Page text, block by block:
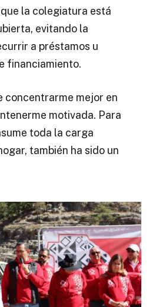
la colegiatura está
evitando la
a préstamos u
financiamiento.
concentrarme mejor en
motivada. Para
toda la carga
también ha sido un